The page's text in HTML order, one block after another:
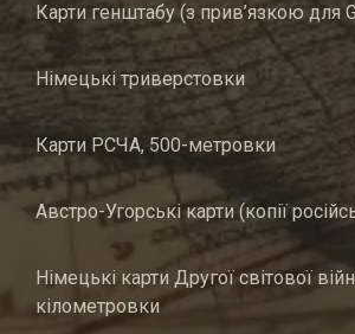
Карти генштабу (з прив’язкою для
Німецькі триверстовки
Карти РСЧА, 500-метровки
Австро-Угорські карти (копії
Німецькі карти Другої світової
кілометровки